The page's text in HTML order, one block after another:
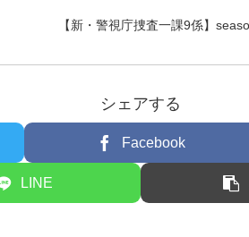
【新・警視庁捜査一課9係】
シェアする
Facebook
LINE